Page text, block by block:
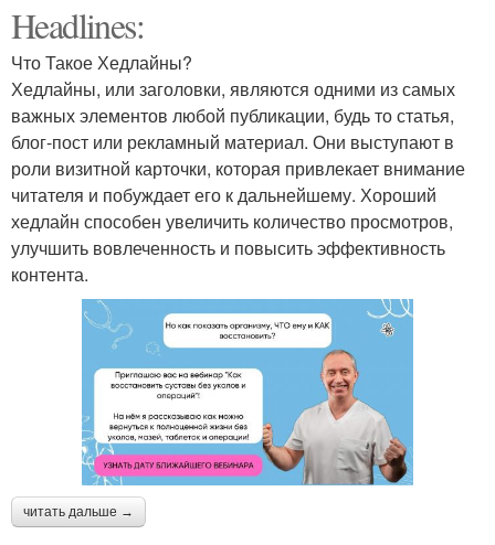
Headlines:
Что Такое Хедлайны?
Хедлайны, или заголовки, являются одними из самых
важных элементов любой публикации, будь то статья,
блог-пост или рекламный материал. Они выступают в
роли визитной карточки, которая привлекает внимание
читателя и побуждает его к дальнейшему. Хороший
хедлайн способен увеличить количество просмотров,
улучшить вовлеченность и повысить эффективность
контента.
читать дальше →